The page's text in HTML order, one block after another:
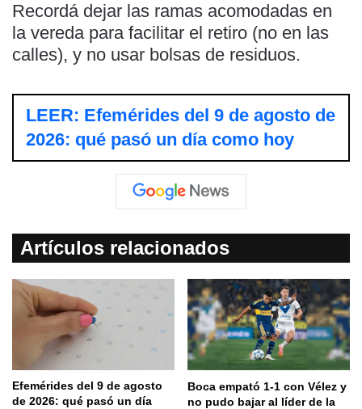
Recordá dejar las ramas acomodadas en
la vereda para facilitar el retiro (no en las
calles), y no usar bolsas de residuos.
LEER: Efemérides del 9 de agosto de
2026: qué pasó un día como hoy
Artículos relacionados
Efemérides del 9 de agosto
de 2026: qué pasó un día
Boca empató 1-1 con Vélez y
no pudo bajar al líder de la